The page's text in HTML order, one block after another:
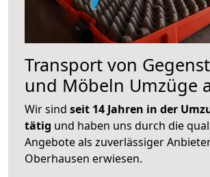
Transport von
und Möbeln Umzüge
Wir sind seit 14 Jahren in der
tätig und haben uns durch die
Angebote als zuverlässiger
Oberhausen erwiesen.